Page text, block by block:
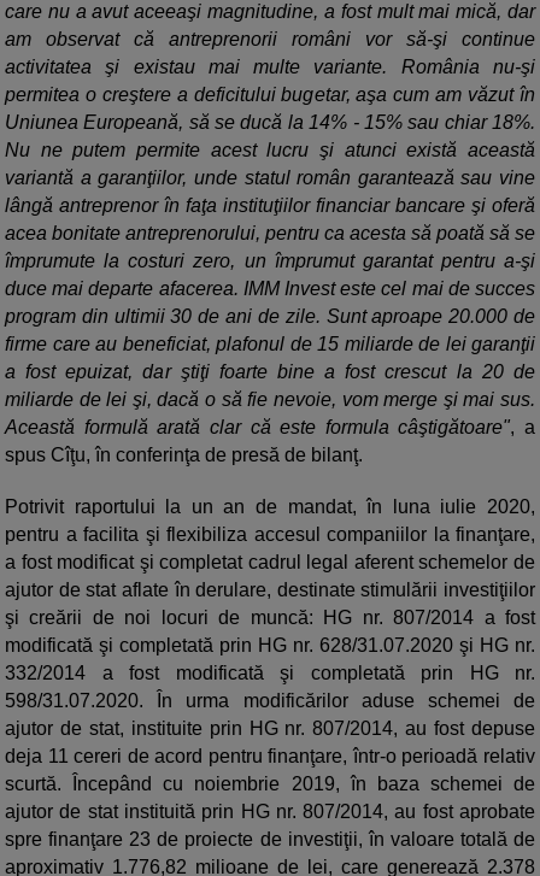
care nu a avut aceeaşi magnitudine, a fost mult mai mică, dar
am observat că antreprenorii români vor să-şi continue
activitatea şi existau mai multe variante. România nu-şi
permitea o creştere a deficitului bugetar, aşa cum am văzut în
Uniunea Europeană, să se ducă la 14% - 15% sau chiar 18%.
Nu ne putem permite acest lucru şi atunci există această
variantă a garanţiilor, unde statul român garantează sau vine
lângă antreprenor în faţa instituţiilor financiar bancare şi oferă
acea bonitate antreprenorului, pentru ca acesta să poată să se
împrumute la costuri zero, un împrumut garantat pentru a-şi
duce mai departe afacerea. IMM Invest este cel mai de succes
program din ultimii 30 de ani de zile. Sunt aproape 20.000 de
firme care au beneficiat, plafonul de 15 miliarde de lei garanţii
a fost epuizat, dar ştiţi foarte bine a fost crescut la 20 de
miliarde de lei şi, dacă o să fie nevoie, vom merge şi mai sus.
Această formulă arată clar că este formula câştigătoare", a
spus Cîţu, în conferinţa de presă de bilanţ.
Potrivit raportului la un an de mandat, în luna iulie 2020,
pentru a facilita şi flexibiliza accesul companiilor la finanţare,
a fost modificat şi completat cadrul legal aferent schemelor de
ajutor de stat aflate în derulare, destinate stimulării investiţiilor
şi creării de noi locuri de muncă: HG nr. 807/2014 a fost
modificată şi completată prin HG nr. 628/31.07.2020 şi HG nr.
332/2014 a fost modificată şi completată prin HG nr.
598/31.07.2020. În urma modificărilor aduse schemei de
ajutor de stat, instituite prin HG nr. 807/2014, au fost depuse
deja 11 cereri de acord pentru finanţare, într-o perioadă relativ
scurtă. Începând cu noiembrie 2019, în baza schemei de
ajutor de stat instituită prin HG nr. 807/2014, au fost aprobate
spre finanţare 23 de proiecte de investiţii, în valoare totală de
aproximativ 1.776,82 milioane de lei, care generează 2.378